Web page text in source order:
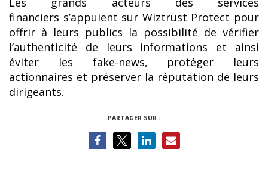
financiers s’appuient sur Wiztrust Protect pour
offrir à leurs publics la possibilité de vérifier
l’authenticité de leurs informations et ainsi
éviter les fake-news, protéger leurs
actionnaires et préserver la réputation de leurs
dirigeants.
PARTAGER SUR :